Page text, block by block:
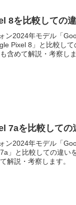
8を比較しての
ン2024年モデル「
Pixel 8」と比較して
含めて解説・考察しま
7aを比較しての
ン2024年モデル「
」と比較しての違い
解説・考察します。